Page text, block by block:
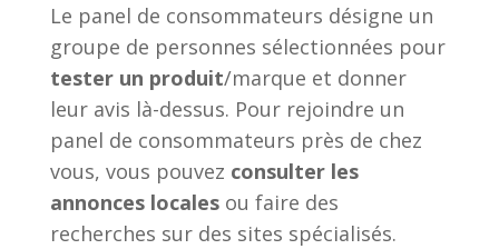
Le panel de consommateurs désigne un
groupe de personnes sélectionnées pour
tester un produit/marque et donner
leur avis là-dessus. Pour rejoindre un
panel de consommateurs près de chez
vous, vous pouvez consulter les
annonces localesou faire des
recherches sur des sites spécialisés.